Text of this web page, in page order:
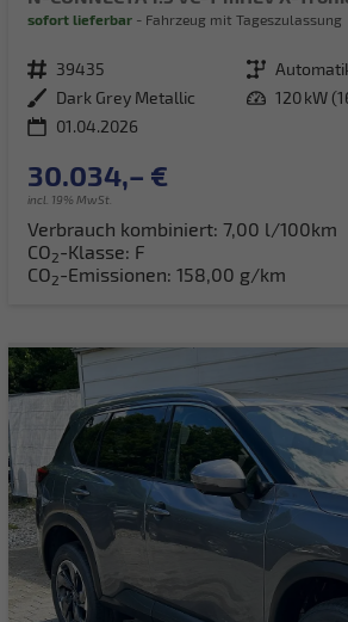
sofort lieferbar Fahrzeug mit Tageszulassung
Fahrzeugnr. 39435 Getriebe
Außenfarbe Dark Grey Metallic Leistung 120 kW
01.04.2026
30.034,– €
incl. 19% MwSt.
Verbrauch kombiniert: 7,00 l/100km
CO2-Klasse: F
CO2-Emissionen: 158,00 g/km